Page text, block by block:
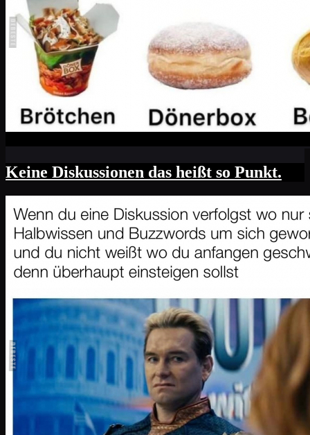
Keine Diskussionen das heißt so Punkt.